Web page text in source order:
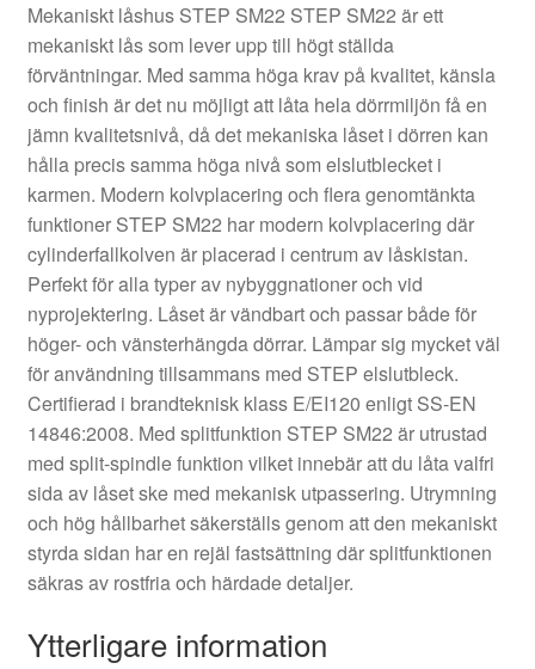
Mekaniskt låshus STEP SM22 STEP SM22 är ett
mekaniskt lås som lever upp till högt ställda
förväntningar. Med samma höga krav på kvalitet, känsla
och finish är det nu möjligt att låta hela dörrmiljön få en
jämn kvalitetsnivå, då det mekaniska låset i dörren kan
hålla precis samma höga nivå som elslutblecket i
karmen. Modern kolvplacering och flera genomtänkta
funktioner STEP SM22 har modern kolvplacering där
cylinderfallkolven är placerad i centrum av låskistan.
Perfekt för alla typer av nybyggnationer och vid
nyprojektering. Låset är vändbart och passar både för
höger- och vänsterhängda dörrar. Lämpar sig mycket väl
för användning tillsammans med STEP elslutbleck.
Certifierad i brandteknisk klass E/EI120 enligt SS-EN
14846:2008. Med splitfunktion STEP SM22 är utrustad
med split-spindle funktion vilket innebär att du låta valfri
sida av låset ske med mekanisk utpassering. Utrymning
och hög hållbarhet säkerställs genom att den mekaniskt
styrda sidan har en rejäl fastsättning där splitfunktionen
säkras av rostfria och härdade detaljer.
Ytterligare information